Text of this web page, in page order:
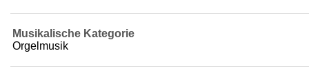
Musikalische Kategorie
Orgelmusik